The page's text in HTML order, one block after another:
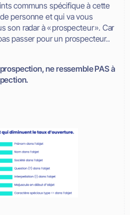
communs spécifique à cette
personne et qui va vous
son radar à « prospecteur ». Car
passer pour un prospecteur..
ne ressemble PAS à